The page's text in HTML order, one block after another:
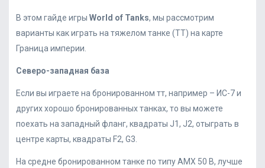
В этом гайде игры World of Tanks, мы рассмотрим
варианты как играть на тяжелом танке (ТТ) на карте
Граница империи.
Северо-западная база
Если вы играете на бронированном тт, например – ИС-7 и
других хорошо бронированных танках, то вы можете
поехать на западный фланг, квадраты J1, J2, отыграть в
центре карты, квадраты F2, G3.
На средне бронированном танке по типу АМХ 50 B, лучше